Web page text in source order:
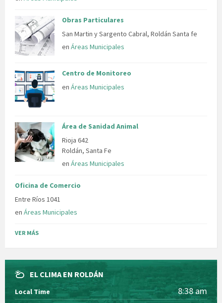
Obras Particulares
San Martin y Sargento Cabral, Roldán Santa fe
en Áreas Municipales
Centro de Monitoreo
en Áreas Municipales
Área de Sanidad Animal
Rioja 642
Roldán, Santa Fe
en Áreas Municipales
Oficina de Comercio
Entre Ríos 1041
en Áreas Municipales
VER MÁS
EL CLIMA EN ROLDÁN
Local Time 8:38 am